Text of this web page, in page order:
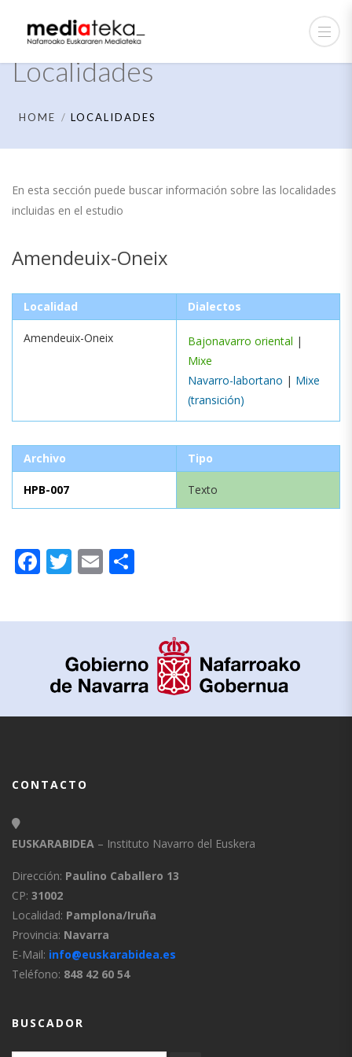
Localidades
HOME LOCALIDADES
En esta sección puede buscar información sobre las localidades
incluidas en el estudio
Amendeuix-Oneix
Localidad Dialectos
Amendeuix-Oneix Bajonavarro oriental |
Mixe
Navarro-labortano | Mixe
(transición)
Archivo Tipo
HPB-007 Texto
Facebook
Twitter
Email
CONTACTO
EUSKARABIDEA – Instituto Navarro del Euskera
Dirección: Paulino Caballero 13
CP: 31002
Localidad: Pamplona/Iruña
Provincia: Navarra
E-Mail: info@euskarabidea.es
Teléfono: 848 42 60 54
BUSCADOR